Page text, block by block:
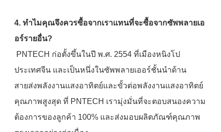
4. ทำไมคุณจึงควรซื้อจากเราแทนที่จะซื้อจากซัพพลายเอ
อร์รายอื่น?
ประเทศจีน และเป็นหนึ่งในซัพพลายเออร์ชั้นนำด้าน
สายส่งพลังงานแสงอาทิตย์และขั้วต่อพลังงานแสงอาทิตย์
คุณภาพสูงสุด ที่ PNTECH เรามุ่งมั่นที่จะตอบสนองความ
ต้องการของลูกค้า 100% และส่งมอบผลิตภัณฑ์คุณภาพ